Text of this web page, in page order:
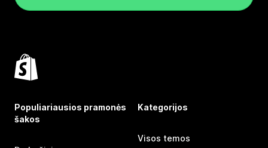
Populiariausios pramonės
šakos
Kategorijos
Visos temos